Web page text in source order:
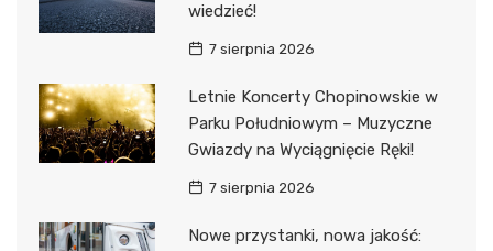
wiedzieć!
7 sierpnia 2026
Letnie Koncerty Chopinowskie w
Parku Południowym – Muzyczne
Gwiazdy na Wyciągnięcie Ręki!
7 sierpnia 2026
Nowe przystanki, nowa jakość: